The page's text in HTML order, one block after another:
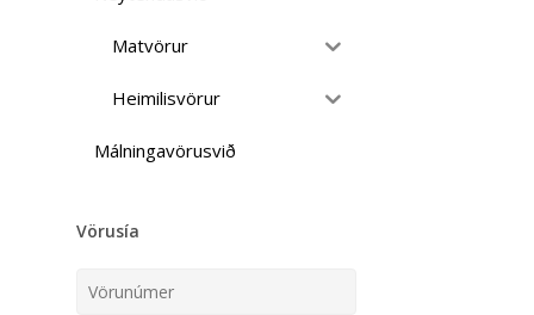
Matvörur
Heimilisvörur
Málningavörusvið
Vörusía